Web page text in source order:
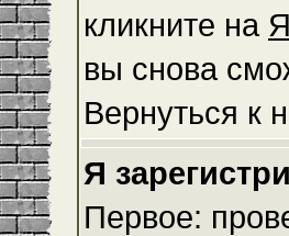
кликните на
вы снова
Вернуться к
Я
Первое: